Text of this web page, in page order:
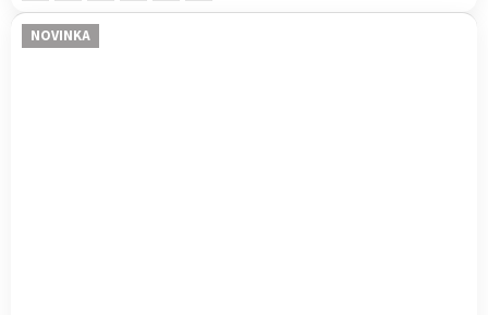
NOVINKA